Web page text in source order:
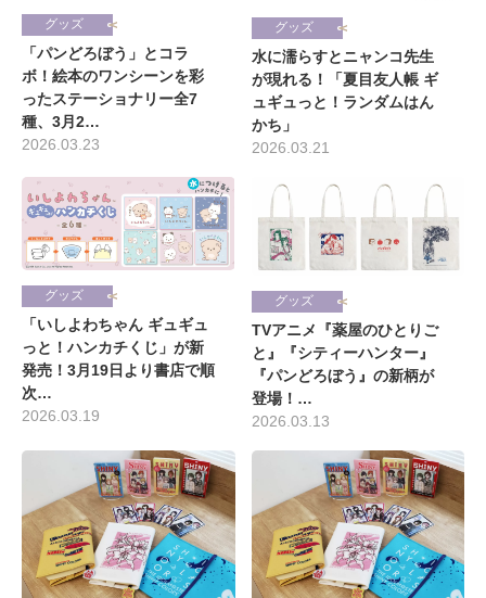
グッズ
「パンどろぼう」とコラ
ボ！絵本のワンシーンを彩
ったステーショナリー全7
種、3月2…
2026.03.23
グッズ
水に濡らすとニャンコ先生
が現れる！「夏目友人帳 ギ
ュギュっと！ランダムはん
かち」
2026.03.21
グッズ
「いしよわちゃん ギュギュ
っと！ハンカチくじ」が新
発売！3月19日より書店で順
次…
2026.03.19
グッズ
TVアニメ『薬屋のひとりご
と』『シティーハンター』
『パンどろぼう』の新柄が
登場！…
2026.03.13